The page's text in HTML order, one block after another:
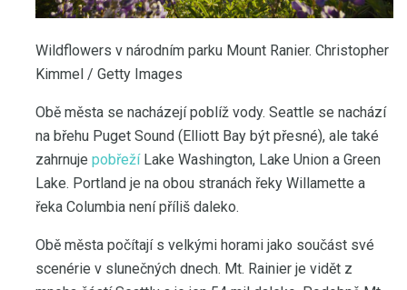
Wildflowers v národním parku Mount Ranier. Christopher
Kimmel / Getty Images
Obě města se nacházejí poblíž vody. Seattle se nachází
na břehu Puget Sound (Elliott Bay být přesné), ale také
zahrnuje pobřežíLake Washington, Lake Union a Green
Lake. Portland je na obou stranách řeky Willamette a
řeka Columbia není příliš daleko.
Obě města počítají s velkými horami jako součást své
scenérie v slunečných dnech. Mt. Rainier je vidět z